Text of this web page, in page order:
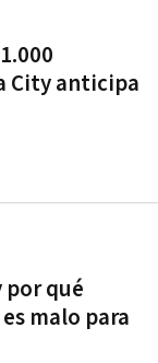
City anticipa
por qué
malo para